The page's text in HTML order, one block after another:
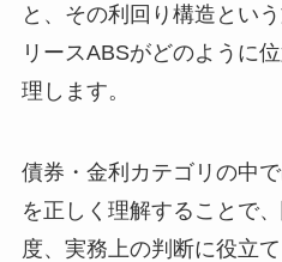
と、その利回り構造とい
リースABSがどのように
理します。
債券・金利カテゴリの中
を正しく理解することで
度、実務上の判断に役立